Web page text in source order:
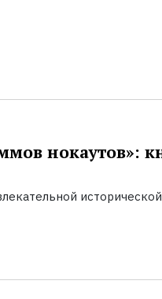
нокаутов»: